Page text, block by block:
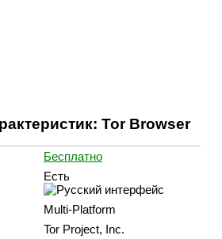
Tor Browser
Бесплатно
Есть
Multi-Platform
Tor Project, Inc.